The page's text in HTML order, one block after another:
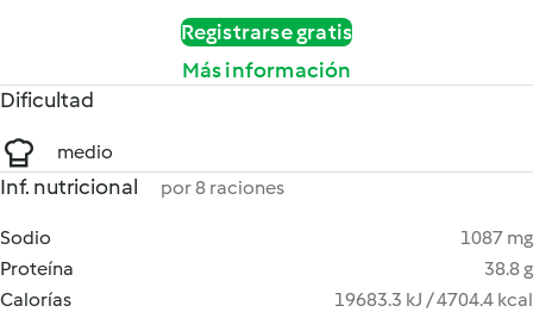
Registrarse gratis
Más información
Dificultad
medio
Inf. nutricional por 8 raciones
Sodio
1087 mg
Proteína
38.8 g
Calorías
19683.3 kJ / 4704.4 kcal